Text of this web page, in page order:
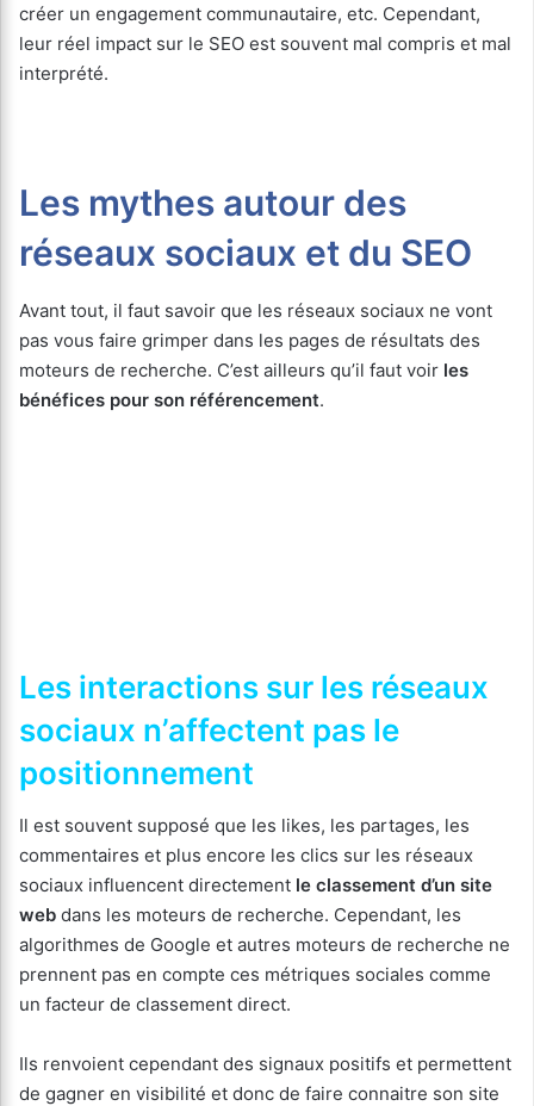
créer un engagement communautaire, etc. Cependant,
leur réel impact sur le SEO est souvent mal compris et mal
interprété.
Les mythes autour des
réseaux sociaux et du SEO
Avant tout, il faut savoir que les réseaux sociaux ne vont
pas vous faire grimper dans les pages de résultats des
moteurs de recherche. C’est ailleurs qu’il faut voir les
bénéfices pour son référencement.
Les interactions sur les réseaux
sociaux n’affectent pas le
positionnement
Il est souvent supposé que les likes, les partages, les
commentaires et plus encore les clics sur les réseaux
sociaux influencent directement le classement d’un site
web dans les moteurs de recherche. Cependant, les
algorithmes de Google et autres moteurs de recherche ne
prennent pas en compte ces métriques sociales comme
un facteur de classement direct.
Ils renvoient cependant des signaux positifs et permettent
de gagner en visibilité et donc de faire connaitre son site